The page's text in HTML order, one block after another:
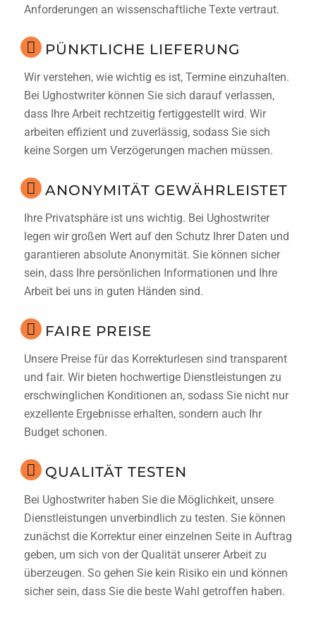
Anforderungen an wissenschaftliche Texte vertraut.
PÜNKTLICHE LIEFERUNG
Wir verstehen, wie wichtig es ist, Termine einzuhalten.
Bei Ughostwriter können Sie sich darauf verlassen,
dass Ihre Arbeit rechtzeitig fertiggestellt wird. Wir
arbeiten effizient und zuverlässig, sodass Sie sich
keine Sorgen um Verzögerungen machen müssen.
ANONYMITÄT GEWÄHRLEISTET
Ihre Privatsphäre ist uns wichtig. Bei Ughostwriter
legen wir großen Wert auf den Schutz Ihrer Daten und
garantieren absolute Anonymität. Sie können sicher
sein, dass Ihre persönlichen Informationen und Ihre
Arbeit bei uns in guten Händen sind.
FAIRE PREISE
Unsere Preise für das Korrekturlesen sind transparent
und fair. Wir bieten hochwertige Dienstleistungen zu
erschwinglichen Konditionen an, sodass Sie nicht nur
exzellente Ergebnisse erhalten, sondern auch Ihr
Budget schonen.
QUALITÄT TESTEN
Bei Ughostwriter haben Sie die Möglichkeit, unsere
Dienstleistungen unverbindlich zu testen. Sie können
zunächst die Korrektur einer einzelnen Seite in Auftrag
geben, um sich von der Qualität unserer Arbeit zu
überzeugen. So gehen Sie kein Risiko ein und können
sicher sein, dass Sie die beste Wahl getroffen haben.